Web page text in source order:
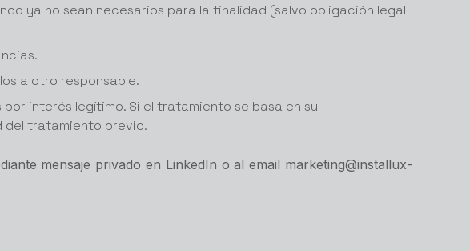
ya no sean necesarios para la finalidad (salvo obligación legal
a otro responsable.
interés legítimo. Si el tratamiento se basa en su
del tratamiento previo.
mensaje privado en LinkedIn o al email marketing@installux-